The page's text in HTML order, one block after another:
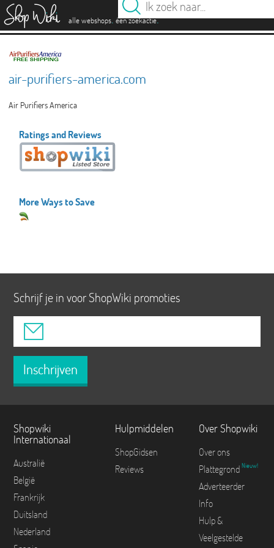
alle webshops. één zoekactie.
air-purifiers-america.com
Air Purifiers America
Ratings and Reviews
More Ways to Save
Schrijf je in voor ShopWiki promoties
Inschrijven
Shopwiki
Internationaal
Australië
België
Frankrijk
Duitsland
Nederland
Hulpmiddelen
ShopGidsen
Reviews
Over Shopwiki
Over ons
Plattegrond Nieuw!
Adverteerder
Info
Hulp &
Veelgestelde